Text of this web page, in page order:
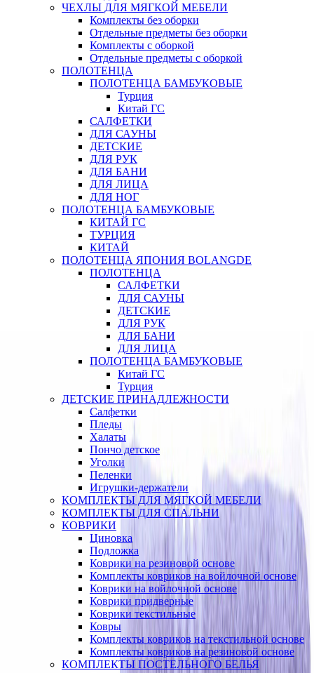
ЧЕХЛЫ ДЛЯ МЯГКОЙ МЕБЕЛИ
Комплекты без оборки
Отдельные предметы без оборки
Комплекты с оборкой
Отдельные предметы с оборкой
ПОЛОТЕНЦА
ПОЛОТЕНЦА БАМБУКОВЫЕ
Турция
Китай ГС
САЛФЕТКИ
ДЛЯ САУНЫ
ДЕТСКИЕ
ДЛЯ РУК
ДЛЯ БАНИ
ДЛЯ ЛИЦА
ДЛЯ НОГ
ПОЛОТЕНЦА БАМБУКОВЫЕ
КИТАЙ ГС
ТУРЦИЯ
КИТАЙ
ПОЛОТЕНЦА ЯПОНИЯ BOLANGDE
ПОЛОТЕНЦА
САЛФЕТКИ
ДЛЯ САУНЫ
ДЕТСКИЕ
ДЛЯ РУК
ДЛЯ БАНИ
ДЛЯ ЛИЦА
ПОЛОТЕНЦА БАМБУКОВЫЕ
Китай ГС
Турция
ДЕТСКИЕ ПРИНАДЛЕЖНОСТИ
Салфетки
Пледы
Халаты
Пончо детское
Уголки
Пеленки
Игрушки-держатели
КОМПЛЕКТЫ ДЛЯ МЯГКОЙ МЕБЕЛИ
КОМПЛЕКТЫ ДЛЯ СПАЛЬНИ
КОВРИКИ
Циновка
Подложка
Коврики на резиновой основе
Комплекты ковриков на войлочной основе
Коврики на войлочной основе
Коврики придверные
Коврики текстильные
Ковры
Комплекты ковриков на текстильной основе
Комплекты ковриков на резиновой основе
КОМПЛЕКТЫ ПОСТЕЛЬНОГО БЕЛЬЯ